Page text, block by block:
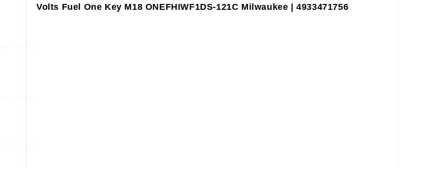
Volts Fuel One Key M18 ONEFHIWF1DS-121C Milwaukee | 4933471756